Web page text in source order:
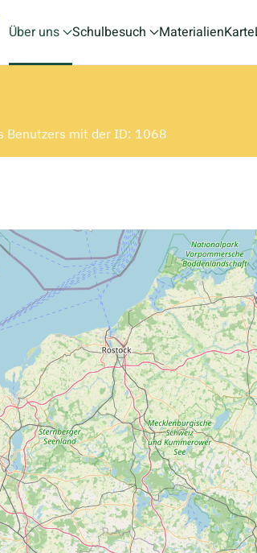
Über uns Schulbesuch MaterialienKarte
Benutzers mit der ID: 1068